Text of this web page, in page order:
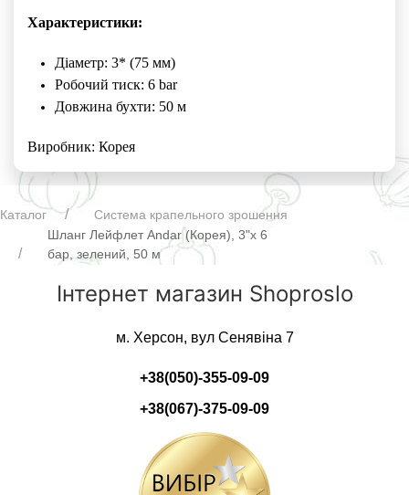
Характеристики:
Діаметр: 3* (75 мм)
Робочий тиск: 6 bar
Довжина бухти: 50 м
Виробник: Корея
Каталог
Система крапельного зрошення
Шланг Лейфлет Andar (Корея), 3"х 6
бар, зелений, 50 м
Інтернет магазин Shoproslo
м. Херсон, вул Сенявіна 7
+38(050)-355-09-09
+38(067)-375-09-09